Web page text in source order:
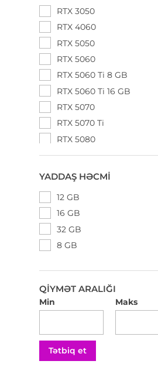
RTX 3050
RTX 4060
RTX 5050
RTX 5060
RTX 5060 Ti 8 GB
RTX 5060 Ti 16 GB
RTX 5070
RTX 5070 Ti
RTX 5080
RTX 5090
YADDAŞ HƏCMI
12 GB
16 GB
32 GB
8 GB
QIYMƏT ARALIĞI
Min Maks
Tətbiq et